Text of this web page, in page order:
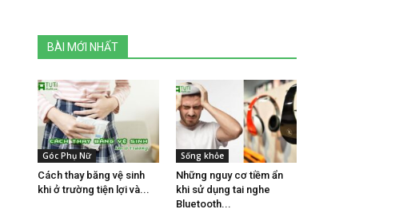
BÀI MỚI NHẤT
Góc Phụ Nữ
Cách thay băng vệ sinh
khi ở trường tiện lợi và...
Sống khỏe
Những nguy cơ tiềm ẩn
khi sử dụng tai nghe
Bluetooth...